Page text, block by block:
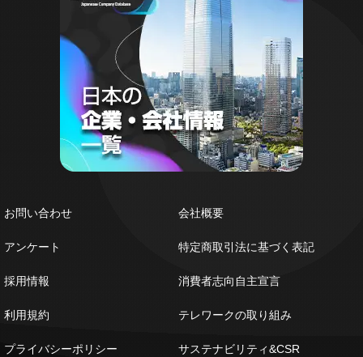
お問い合わせ
アンケート
採用情報
利用規約
プライバシーポリシー
会社概要
特定商取引法に基づく表記
消費者志向自主宣言
テレワークの取り組み
サステナビリティ&CSR